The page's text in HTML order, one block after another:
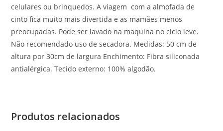
celulares ou brinquedos. A viagem com a almofada de
cinto fica muito mais divertida e as mamães menos
preocupadas. Pode ser lavado na maquina no ciclo leve.
Não recomendado uso de secadora. Medidas: 50 cm de
altura por 30cm de largura Enchimento: Fibra siliconada
antialérgica. Tecido externo: 100% algodão.
Produtos relacionados